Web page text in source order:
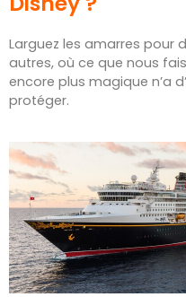
Larguez les amarres pour
autres, où ce que nous
encore plus magique n’a
protéger.